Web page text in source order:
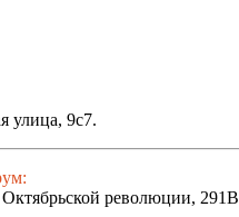
улица, 9с7.
революции, 291В